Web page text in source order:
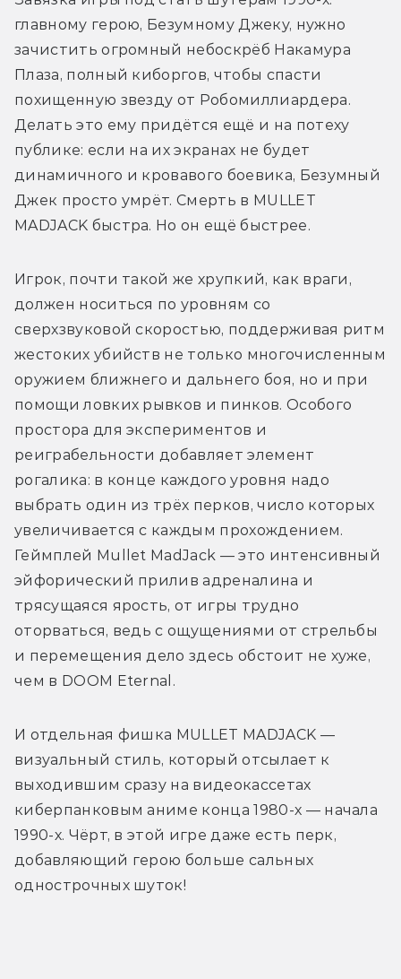
главному герою, Безумному Джеку, нужно
зачистить огромный небоскрёб Накамура
Плаза, полный киборгов, чтобы спасти
похищенную звезду от Робомиллиардера.
Делать это ему придётся ещё и на потеху
публике: если на их экранах не будет
динамичного и кровавого боевика, Безумный
Джек просто умрёт. Смерть в MULLET
MADJACK быстра. Но он ещё быстрее.
Игрок, почти такой же хрупкий, как враги,
должен носиться по уровням со
сверхзвуковой скоростью, поддерживая ритм
жестоких убийств не только многочисленным
оружием ближнего и дальнего боя, но и при
помощи ловких рывков и пинков. Особого
простора для экспериментов и
реиграбельности добавляет элемент
рогалика: в конце каждого уровня надо
выбрать один из трёх перков, число которых
увеличивается с каждым прохождением.
Геймплей Mullet MadJack — это интенсивный
эйфорический прилив адреналина и
трясущаяся ярость, от игры трудно
оторваться, ведь с ощущениями от стрельбы
и перемещения дело здесь обстоит не хуже,
чем в DOOM Eternal.
И отдельная фишка MULLET MADJACK —
визуальный стиль, который отсылает к
выходившим сразу на видеокассетах
киберпанковым аниме конца 1980-х — начала
1990-х. Чёрт, в этой игре даже есть перк,
добавляющий герою больше сальных
однострочных шуток!